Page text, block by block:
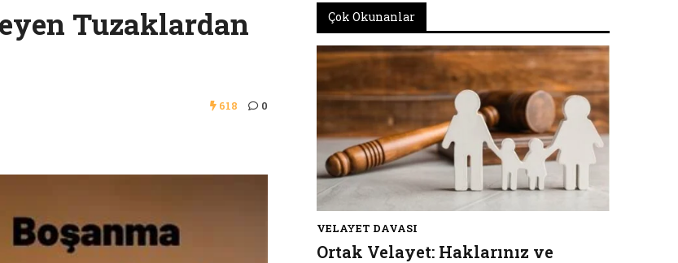
Tuzaklardan
618 0
Çok Okunanlar
VELAYET DAVASI
Ortak Velayet: Haklarınız ve